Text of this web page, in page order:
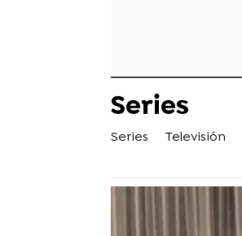
Series
Series Televisión